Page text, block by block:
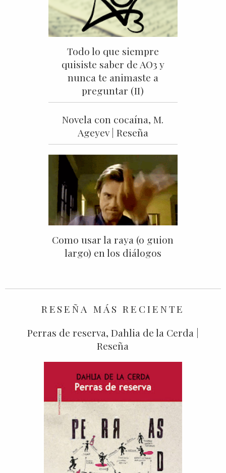
Todo lo que siempre
quisiste saber de AO3 y
nunca te animaste a
preguntar (II)
Novela con cocaína, M.
Ageyev | Reseña
Como usar la raya (o guion
largo) en los diálogos
RESEÑA MÁS RECIENTE
Perras de reserva, Dahlia de la Cerda |
Reseña